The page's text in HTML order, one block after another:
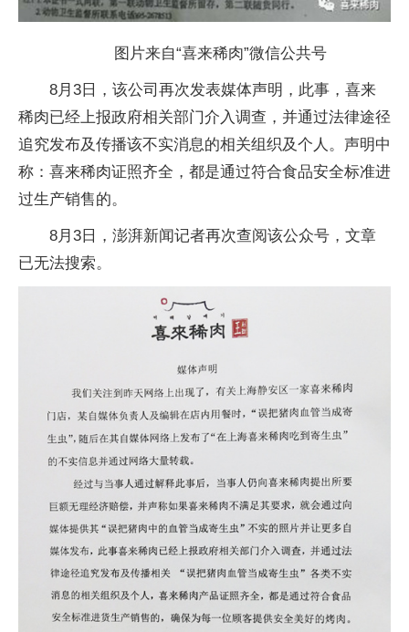
图片来自“喜来稀肉”微信公共号
8月3日，该公司再次发表媒体声明，此事，喜来
稀肉已经上报政府相关部门介入调查，并通过法律途径
追究发布及传播该不实消息的相关组织及个人。声明中
称：喜来稀肉证照齐全，都是通过符合食品安全标准进
过生产销售的。
8月3日，澎湃新闻记者再次查阅该公众号，文章
已无法搜索。